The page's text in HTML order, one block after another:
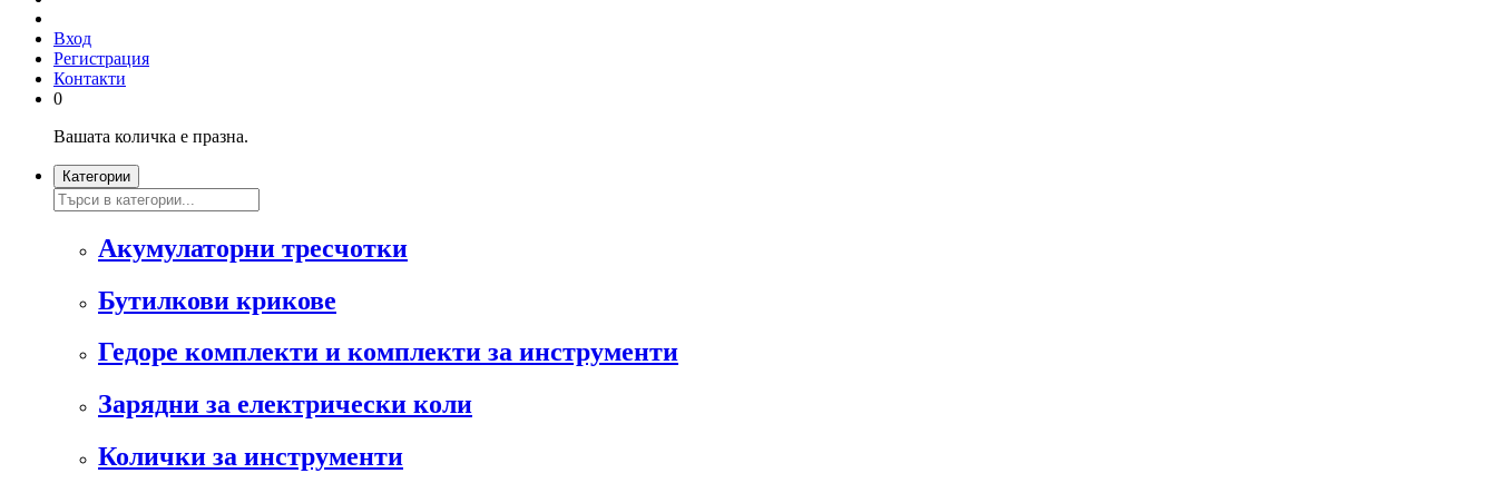
Вход
Регистрация
Контакти
0
Вашата количка е празна.
Категории
Акумулаторни тресчотки
Бутилкови крикове
Гедоре комплекти и комплекти за инструменти
Зарядни за електрически коли
Колички за инструменти